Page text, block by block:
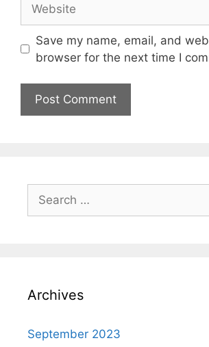
Save my name, email, and
browser for the next time I
Archives
September 2023